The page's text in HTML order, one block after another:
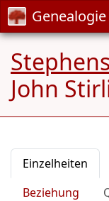
John
Einzelheiten
Beziehung